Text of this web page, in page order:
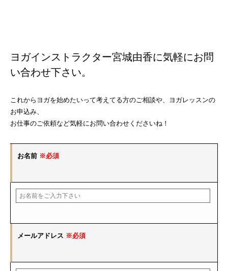
ヨガインストラクター宮城由香に気軽にお問
い合わせ下さい。
これからヨガを始めたいって考えてる方のご相談や、ヨガレッスンの
お申込み、
お仕事のご依頼など気軽にお問い合わせくださいね！
お名前 ※必須
メールアドレス ※必須